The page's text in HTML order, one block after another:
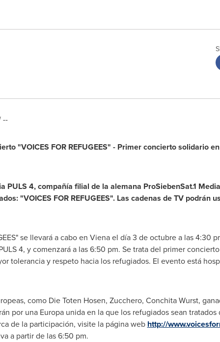
--
"VOICES FOR REFUGEES" - Primer concierto solidario
PULS 4, compañía filial de la alemana ProSiebenSat.1
: "VOICES FOR REFUGEES". Las cadenas deTVpodrán
se llevará a cabo en Viena el día 3 de octubre a las4:30
4, y comenzará a las6:50 pm. Se trata del primer
tolerancia y respeto hacia los refugiados. El evento está
como Die Toten Hosen, Zucchero, Conchita Wurst,
por una Europa unida en la que los refugiados sean tratados
de la participación, visite la página web http://
a partir de las6:50 pm.